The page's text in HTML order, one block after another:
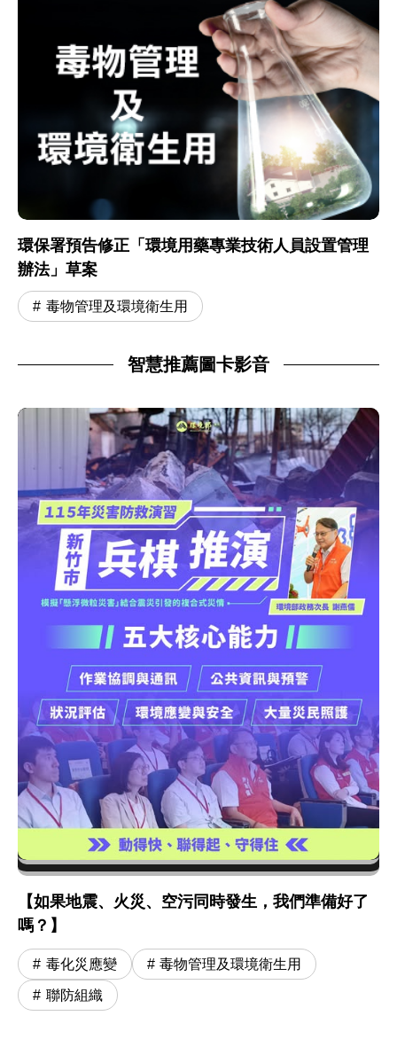
環保署預告修正「環境用藥專業技術人員設置管理
辦法」草案
毒物管理及環境衛生用
智慧推薦圖卡影音
【如果地震、火災、空污同時發生，我們準備好了
嗎？】
毒化災應變 毒物管理及環境衛生用
聯防組織